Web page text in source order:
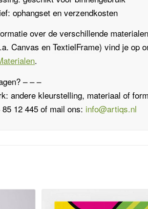
ophangset en verzendkosten
over de verschillende materialen
Canvas en TextielFrame) vind je op
.
– – –
andere kleurstelling, materiaal of
12 445 of mail ons: info@artiqs.nl